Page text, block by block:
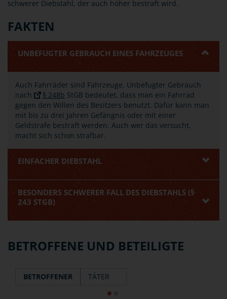
schwerer Diebstahl, der auch höher bestraft wird.
FAKTEN
UNBEFUGTER GEBRAUCH EINES FAHRZEUGES
Auch Fahrräder sind Fahrzeuge. Unbefugter Gebrauch
nach
§ 248b StGB bedeutet, dass man ein Fahrrad
gegen den Willen des Besitzers benutzt. Dafür kann man
mit bis zu drei Jahren Gefängnis oder mit einer
Geldstrafe bestraft werden. Auch wer das versucht,
macht sich schon strafbar.
EINFACHER DIEBSTAHL
BESONDERS SCHWERER FALL DES DIEBSTAHLS (§
243 STGB)
BETROFFENE UND BETEILIGTE
BETROFFENER TÄTER